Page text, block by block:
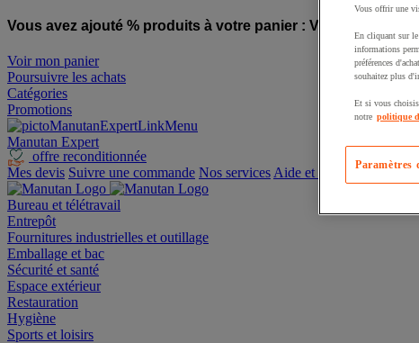
Vous avez ajouté % produits à votre panier : Vous avez
Voir mon panier
Poursuivre les achats
Catégories
Promotions
Manutan Expert
offre reconditionnée
Mes devis Suivre une commande Nos services Aide et contact
Bureau et télétravail
Entrepôt
Fournitures industrielles et outillage
Emballage et bac
Sécurité et santé
Espace extérieur
Restauration
Hygiène
Sports et loisirs
Vous offrir une
En cliquant sur
informations
préférences
souhaitez plus
Et si vous
notre politique
Paramètres